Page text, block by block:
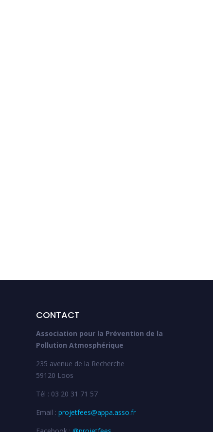
CONTACT
Association pour la Prévention de la
Pollution Atmosphérique
235 avenue de la Recherche
59120 Loos
Tél : 03 20 31 71 57
Email : projetfees@appa.asso.fr